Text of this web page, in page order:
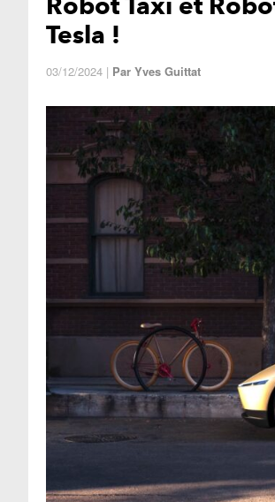
Tesla !
03/12/2024 | Par Yves Guittat